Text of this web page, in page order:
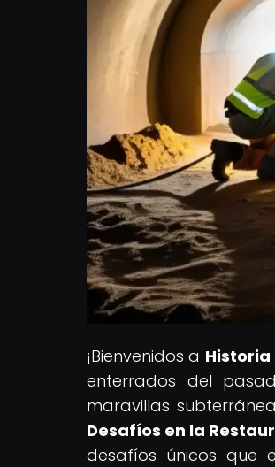
¡Bienvenidos a Historia
enterrados del
maravillas
Desafíos en la
desafíos únicos que